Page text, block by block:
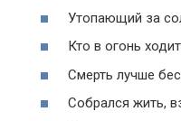
Утопающий за
Кто в огонь
Смерть лучше
Собрался жить,